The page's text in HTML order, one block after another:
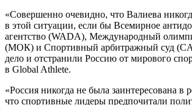
«Совершенно очевидно, что Валиева
в этой ситуации, если бы Всемирное
агентство (WADA), Международный
(МОК) и Спортивный арбитражный суд
дело и отстранили Россию от мирового
в Global Athlete.
«Россия никогда не была заинтересована в
что спортивные лидеры предпочитали